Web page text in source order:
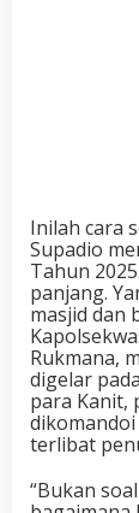
Inilah cara
Supadio
Tahun
panjang.
masjid dan
Rukmana,
digelar
para Kanit,
dikomandoi
terlibat
“Bukan